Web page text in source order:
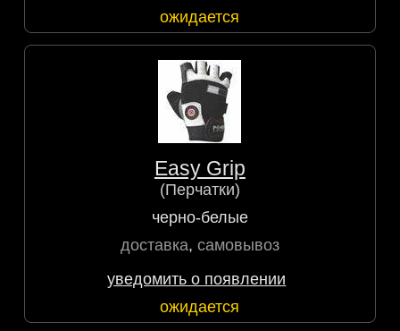
ожидается
Easy Grip
(Перчатки)
черно-белые
доставка, самовывоз
уведомить о появлении
ожидается